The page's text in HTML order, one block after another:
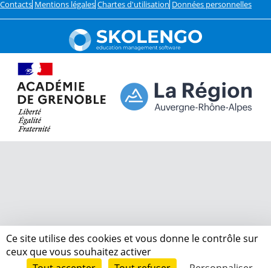
Contacts Mentions légales Chartes d'utilisation Données personnelles
Ce site utilise des cookies et vous donne le contrôle sur
ceux que vous souhaitez activer